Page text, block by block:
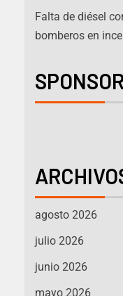
Falta de diésel
bomberos en
SPONSOR
agosto 2026
julio 2026
junio 2026
mayo 2026